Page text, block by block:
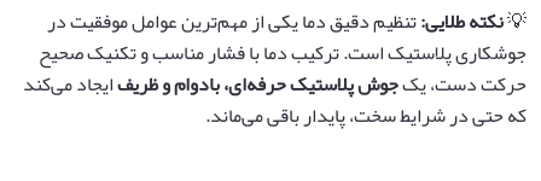
💡نکته طلایی:تنظیم دقیق دما یکی از مهم‌ترین عوامل موفقیت در
جوشکاری پلاستیک است. ترکیب دما با فشار مناسب و تکنیک صحیح
حرکت دست، یکجوش پلاستیک حرفه‌ای، بادوام و ظریفایجاد می‌کند
که حتی در شرایط سخت، پایدار باقی می‌ماند.